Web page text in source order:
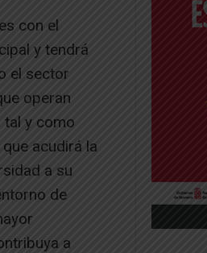
con el
y tendrá
el sector
operan
tal y como
acudirá la
a su
de
a